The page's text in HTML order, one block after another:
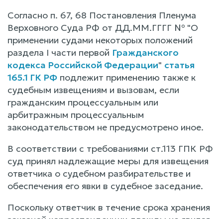
Согласно п. 67, 68 Постановления Пленума
Верховного Суда РФ от ДД.ММ.ГГГГ № "О
применении судами некоторых положений
раздела I части первой Гражданского
кодекса Российской Федерации" статья
165.1 ГК РФ подлежит применению также к
судебным извещениям и вызовам, если
гражданским процессуальным или
арбитражным процессуальным
законодательством не предусмотрено иное.
В соответствии с требованиями ст.113 ГПК РФ
суд принял надлежащие меры для извещения
ответчика о судебном разбирательстве и
обеспечения его явки в судебное заседание.
Поскольку ответчик в течение срока хранения